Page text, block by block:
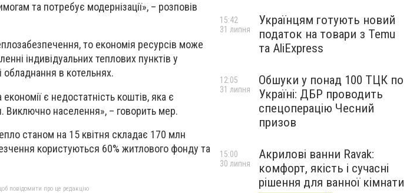
та потребує модернізації», – розповів
то економія ресурсів може
індивідуальних теплових пунктів у
обладнання в котельнях.
є недостатність коштів, яка є
Виключно населення», – говорить мер.
станом на 15 квітня складає 170 млн
користуються 60% житлового фонду та
повідомити про це редакцію
Українцям готують новий
податок на товари з Temu
та AliExpress
15:42
31 липня
Обшуки у понад 100 ТЦК по
Україні: ДБР проводить
спецоперацію Чесний
призов
12:05
31 липня
Акрилові ванни Ravak:
комфорт, якість і сучасні
рішення для ванної кімнати
15:00
30 липня